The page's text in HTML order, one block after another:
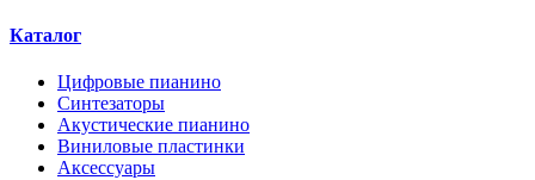
Каталог
Цифровые пианино
Синтезаторы
Акустические пианино
Виниловые пластинки
Аксессуары